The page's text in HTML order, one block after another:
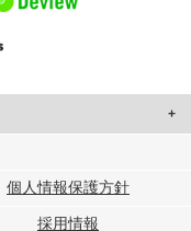
わせたコンテンツや広告の
提供しています。
個人情報保護方針
採用情報